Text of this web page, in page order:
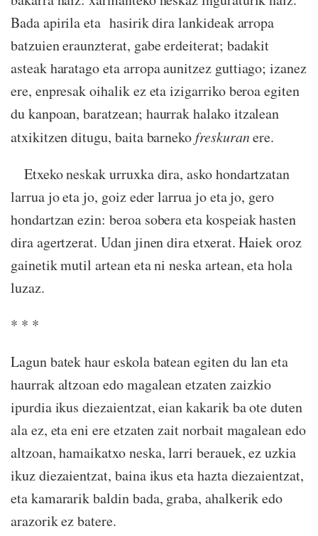
Bada apirila eta hasirik dira lankideak arropa
batzuien eraunzterat, gabe erdeiterat; badakit
asteak haratago eta arropa aunitzez guttiago; izanez
ere, enpresak oihalik ez eta izigarriko beroa egiten
du kanpoan, baratzean; haurrak halako itzalean
atxikitzen ditugu, baita barnekofreskuranere.
Etxeko neskak urruxka dira, asko hondartzatan
larrua jo eta jo, goiz eder larrua jo eta jo, gero
hondartzan ezin: beroa sobera eta kospeiak hasten
dira agertzerat. Udan jinen dira etxerat. Haiek oroz
gainetik mutil artean eta ni neska artean, eta hola
luzaz.
* * *
Lagun batek haur eskola batean egiten du lan eta
haurrak altzoan edo magalean etzaten zaizkio
ipurdia ikus diezaientzat, eian kakarik ba ote duten
ala ez, eta eni ere etzaten zait norbait magalean edo
altzoan, hamaikatxo neska, larri berauek, ez uzkia
ikuz diezaientzat, baina ikus eta hazta diezaientzat,
eta kamararik baldin bada, graba, ahalkerik edo
arazorik ez batere.